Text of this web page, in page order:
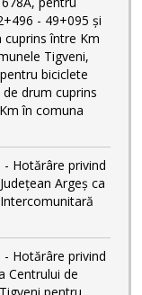
- 49+095 și
cuprins între Km
Tigveni,
biciclete
drum cuprins
în comuna
- Hotărâre privind
Argeș ca
- Hotărâre privind
Centrului de